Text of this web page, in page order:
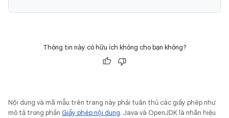
Thông tin này có hữu ích không cho bạn không?
Nội dung và mã mẫu trên trang này phải tuân thủ các giấy phép như
mô tả trong phần Giấy phép nội dung. Java và OpenJDK là nhãn hiệu